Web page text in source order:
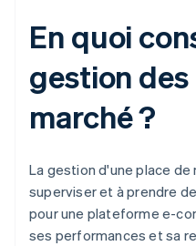
En quoi
gestion
marché ?
La gestion d'une place de
superviser et à prendre
pour une plateforme e-
ses performances et sa